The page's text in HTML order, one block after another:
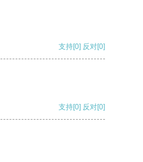
支持[0] 反对[0]
支持[0] 反对[0]